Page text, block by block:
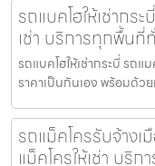
รถแบคโฮให้เช่ากร
เช่า บริการทุกพื้นที่
รถแบคโฮให้เช่ากระบี่ รถแ
ราคาเป็นกันเอง พร้อมด้
รถแม็คโครรับจ้าง
แม็คโครให้เช่า บริ